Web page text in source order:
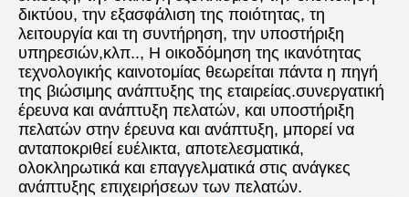
δικτύου, την εξασφάλιση της ποιότητας, τη
λειτουργία και τη συντήρηση, την υποστήριξη
υπηρεσιών,κλπ.., Η οικοδόμηση της ικανότητας
τεχνολογικής καινοτομίας θεωρείται πάντα η πηγή
της βιώσιμης ανάπτυξης της εταιρείας.συνεργατική
έρευνα και ανάπτυξη πελατών, και υποστήριξη
πελατών στην έρευνα και ανάπτυξη, μπορεί να
ανταποκριθεί ευέλικτα, αποτελεσματικά,
ολοκληρωτικά και επαγγελματικά στις ανάγκες
ανάπτυξης επιχειρήσεων των πελατών.